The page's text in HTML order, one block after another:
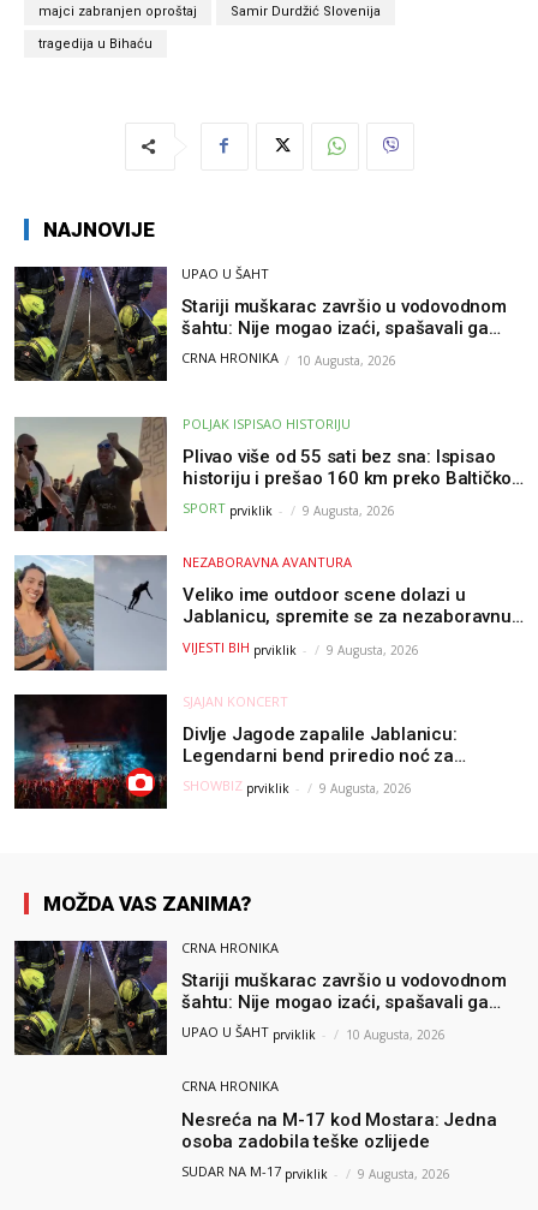
majci zabranjen oproštaj Samir Durdžić Slovenija
tragedija u Bihaću
NAJNOVIJE
UPAO U ŠAHT
Stariji muškarac završio u vodovodnom
šahtu: Nije mogao izaći, spašavali ga
vatrogasci
CRNA HRONIKA 10 Augusta, 2026
POLJAK ISPISAO HISTORIJU
Plivao više od 55 sati bez sna: Ispisao
historiju i prešao 160 km preko Baltičkog
mora – a podvig posvetio djeci oboljeloj
od raka
SPORT prviklik - 9 Augusta, 2026
NEZABORAVNA AVANTURA
Veliko ime outdoor scene dolazi u
Jablanicu, spremite se za nezaboravnu
avanturu (VIDEO) !
VIJESTI BIH prviklik - 9 Augusta, 2026
SJAJAN KONCERT
Divlje Jagode zapalile Jablanicu:
Legendarni bend priredio noć za
pamćenje
SHOWBIZ prviklik - 9 Augusta, 2026
MOŽDA VAS ZANIMA?
CRNA HRONIKA
Stariji muškarac završio u vodovodnom
šahtu: Nije mogao izaći, spašavali ga
vatrogasci
UPAO U ŠAHT prviklik - 10 Augusta, 2026
CRNA HRONIKA
Nesreća na M-17 kod Mostara: Jedna
osoba zadobila teške ozlijede
SUDAR NA M-17 prviklik - 9 Augusta, 2026